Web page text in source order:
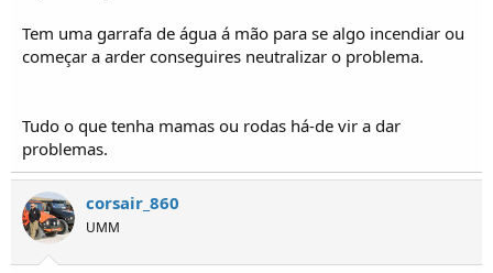
Tem uma garrafa de água á mão para se algo incendiar ou
começar a arder conseguires neutralizar o problema.
Tudo o que tenha mamas ou rodas há-de vir a dar
problemas.
corsair_860
UMM